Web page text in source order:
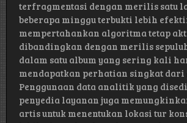
terfragmentasi dengan merilis satu
beberapa minggu terbukti lebih
mempertahankan algoritma tetap
dibandingkan dengan merilis
dalam satu album yang sering kali
mendapatkan perhatian singkat dari
Penggunaan data analitik yang
penyedia layanan juga
artis untuk menentukan lokasi tur